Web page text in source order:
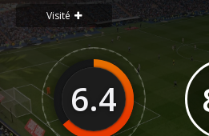
Visité
6.4